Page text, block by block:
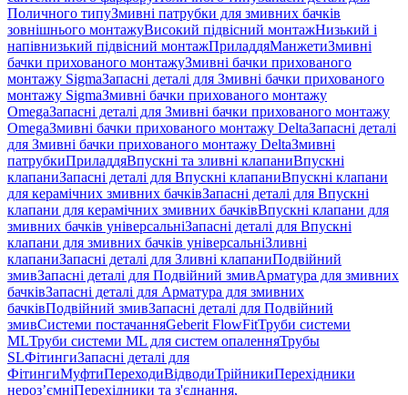
Поличного типуЗмивні патрубки для змивних бачків
зовнішнього монтажуВисокий підвісний монтажНизький і
напівнизький підвісний монтажПриладдяМанжетиЗмивні
бачки прихованого монтажуЗмивні бачки прихованого
монтажу SigmaЗапасні деталі для Змивні бачки прихованого
монтажу SigmaЗмивні бачки прихованого монтажу
OmegaЗапасні деталі для Змивні бачки прихованого монтажу
OmegaЗмивні бачки прихованого монтажу DeltaЗапасні деталі
для Змивні бачки прихованого монтажу DeltaЗмивні
патрубкиПриладдяВпускні та зливні клапаниВпускні
клапаниЗапасні деталі для Впускні клапаниВпускні клапани
для керамічних змивних бачківЗапасні деталі для Впускні
клапани для керамічних змивних бачківВпускні клапани для
змивних бачків універсальніЗапасні деталі для Впускні
клапани для змивних бачків універсальніЗливні
клапаниЗапасні деталі для Зливні клапаниПодвійний
змивЗапасні деталі для Подвійний змивАрматура для змивних
бачкiвЗапасні деталі для Арматура для змивних
бачкiвПодвійний змивЗапасні деталі для Подвійний
змивСистеми постачанняGeberit FlowFitТруби системи
MLТруби системи ML для систем опаленняТрубы
SLФітингиЗапасні деталі для
ФітингиМуфтиПереходиВідводиТрійникиПерехідники
нероз’ємніПерехідники та з'єднання,